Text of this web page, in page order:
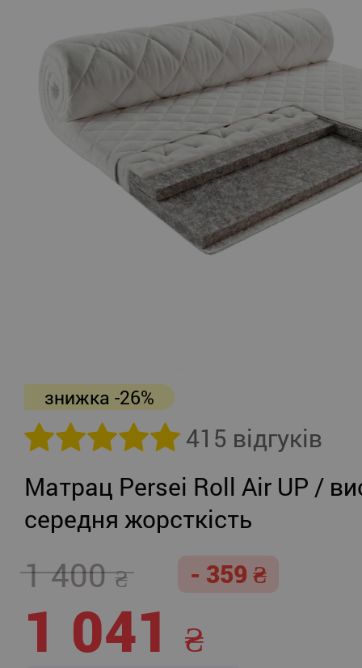
знижка -26%
415 відгуків
Матрац Persei Roll Air UP /
середня жорсткість
1 400 - 359
1 041